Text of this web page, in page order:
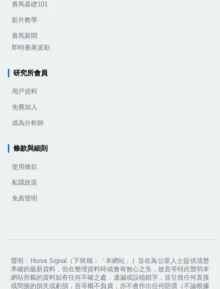
賽馬基礎101
影片教學
賽馬新聞
即時賽果派彩
研究所會員
用戶資料
免費加入
成為分析師
條款與細則
使用條款
私隱政策
免責聲明
聲明﹕Horse Signal（下簡稱：「本網站」）旨在為公眾人士提供清楚
準確的最新資料，但在整理資料時或會有無心之失，故吾等特此聲明本
網站所載的資料如有任何不確之處，遺漏或誤植錯字，並引致任何直接
或間接的損失或虧損，吾等概不負責，亦不會作出任何賠償（不論根據